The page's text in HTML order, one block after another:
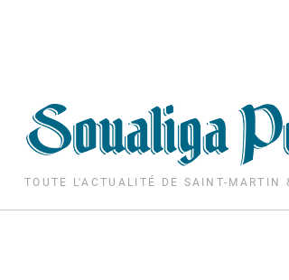
TOUTE L'ACTUALITÉ DE SAINT-MARTIN